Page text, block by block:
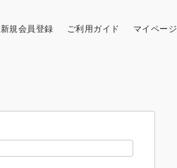
新規会員登録 ご利用ガイド マイページ